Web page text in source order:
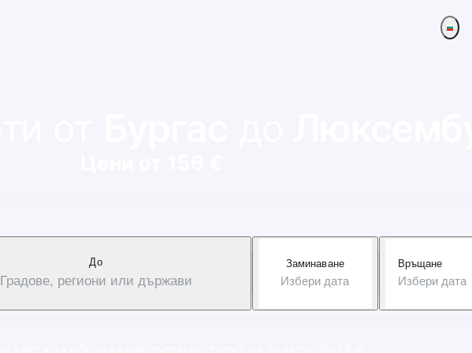
Дo
Градове, региони или държави
Заминаване
Избери дата
Връщане
Избери дата